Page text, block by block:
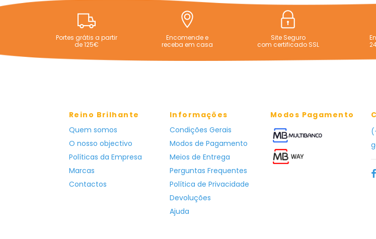
Portes grátis a partir
de 125€
Encomende e
receba em casa
Site Seguro
com certificado SSL
Reino Brilhante
Quem somos
O nosso objectivo
Políticas da Empresa
Marcas
Contactos
Informações
Condições Gerais
Modos de Pagamento
Meios de Entrega
Perguntas Frequentes
Política de Privacidade
Devoluções
Ajuda
Modos Pagamento